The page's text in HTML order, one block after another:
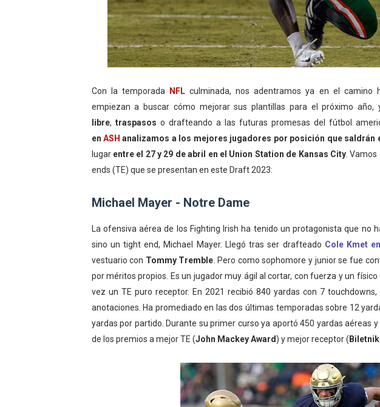
Mundial de esgrima 2026 (Hong Kong) - La
Raquel Rodriguez es la nueva monarca
Athletes Unlimited Softball League 2026 - Las
Mundial de piragüismo slalom 2026 (Oklahoma
Tour de Francia masculino 2026 - Tadej Pogacar
Mundial de Fórmula 1 2026 - Lando Norris
Con la temporada NFL culminada, nos adentramos ya en el camino
empiezan a buscar cómo mejorar sus plantillas para el próximo
libre, traspasos o drafteando a las futuras promesas del fútbol
en ASH analizamos a los mejores jugadores por posición que saldrán
lugar entre el 27 y 29 de abril en el Union Station de Kansas City.Vamos
ends (TE) que se presentan en este Draft 2023:
Michael Mayer - Notre Dame
La ofensiva aérea de los Fighting Irish ha tenido un protagonista que no
sino un tight end, Michael Mayer. Llegó tras ser drafteado Cole Kmet
vestuario con Tommy Tremble . Pero como sophomore y junior se fue
por méritos propios. Es un jugador muy ágil al cortar, con fuerza y un
vez un TE puro receptor. En 2021 recibió 840 yardas con 7
anotaciones. Ha promediado en las dos últimas temporadas sobre 12
yardas por partido. Durante su primer curso ya aportó 450 yardas aéreas
de los premios a mejor TE (John Mackey Award) y mejor receptor (